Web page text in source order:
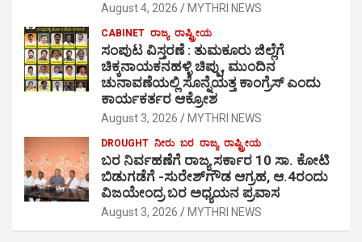
August 4, 2026 MYTHRI NEWS
CABINET ರಾಜ್ಯ ರಾಷ್ಟ್ರೀಯ
ಸಂಪುಟ ವಿಸ್ತರಣೆ : ತುಮಕೂರು ಜಿಲ್ಲೆಗೆ
ಚಿಕ್ಕನಾಯಕನಹಳ್ಳಿ ಚಿಪ್ಪು, ಮುಂದಿನ
ಚುನಾವಣೆಯಲ್ಲಿ ಸೊನ್ನೆಯತ್ತ ಕಾಂಗ್ರೆಸ್ ಎಂದು
ಕಾರ್ಯಕರ್ತರ ಆಕ್ರೋಶ
August 3, 2026 MYTHRI NEWS
DROUGHT ನೀರು ಬರ ರಾಜ್ಯ ರಾಷ್ಟ್ರೀಯ
ಬರ ನಿರ್ವಹಣೆಗೆ ರಾಜ್ಯ ಸರ್ಕಾರ 10 ಸಾ. ಕೋಟಿ
ಬಿಡುಗಡೆಗೆ -ಸುರೇಶ್‍ಗೌಡ ಆಗ್ರಹ, ಆ.4ರಂದು
ವಿಜಯೇಂದ್ರ ಬರ ಅಧ್ಯಯನ ಪ್ರವಾಸ
August 3, 2026 MYTHRI NEWS